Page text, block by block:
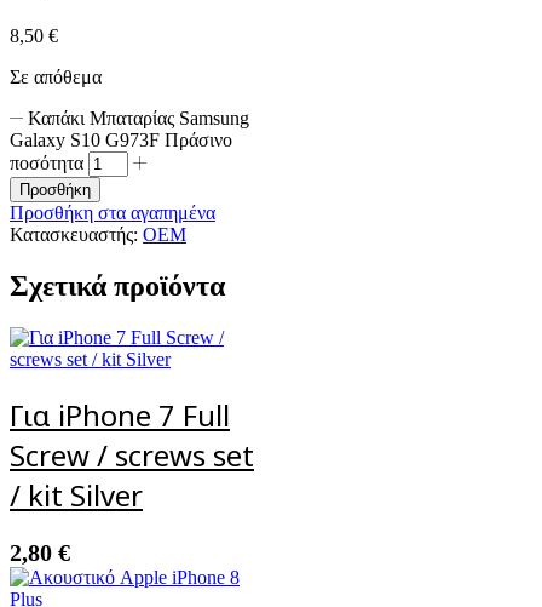
8,50 €
Σε απόθεμα
Καπάκι Μπαταρίας Samsung
Galaxy S10 G973F Πράσινο
ποσότητα
Προσθήκη
Προσθήκη στα αγαπημένα
Κατασκευαστής: OEM
Σχετικά προϊόντα
Για iPhone 7 Full
Screw / screws set
/ kit Silver
2,80 €